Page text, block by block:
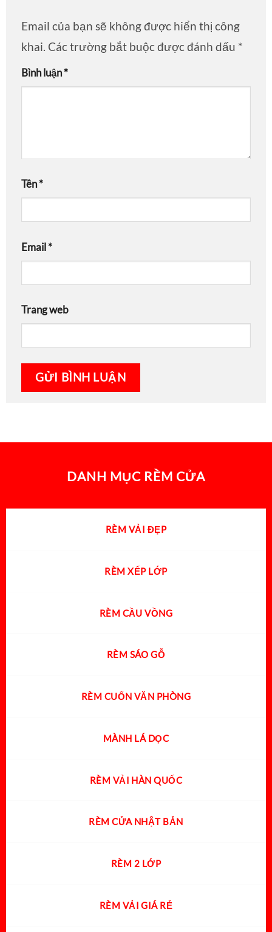
Email của bạn sẽ không được hiển thị công
khai. Các trường bắt buộc được đánh dấu *
Bình luận*
Tên*
Email*
Trang web
DANH MỤC RÈM CỬA
RÈM VẢI ĐẸP
RÈM XẾP LỚP
RÈM CẦU VỒNG
RÈM SÁO GỖ
RÈM CUỐN VĂN PHÒNG
MÀNH LÁ DỌC
RÈM VẢI HÀN QUỐC
RÈM CỬA NHẬT BẢN
RÈM 2 LỚP
RÈM VẢI GIÁ RẺ